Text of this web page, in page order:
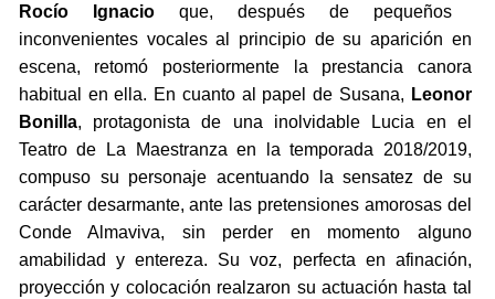
Rocío Ignacioque, después de pequeños
inconvenientes vocales al principio de su aparición en
escena, retomó posteriormente la prestancia canora
habitual en ella. En cuanto al papel de Susana, Leonor
Bonilla, protagonista de una inolvidable Lucia en el
Teatro de La Maestranza en la temporada 2018/2019,
compuso su personaje acentuando la sensatez de su
carácter desarmante, ante las pretensiones amorosas del
Conde Almaviva, sin perder en momento alguno
amabilidad y entereza. Su voz, perfecta en afinación,
proyección y colocación realzaron su actuación hasta tal